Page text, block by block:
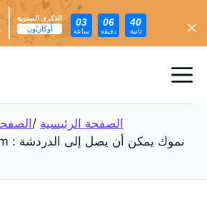
الذكرى السنوية
أُوكَازيُون
03
ساعة
06
دقيقة
38
ثانية
الصفحة الرئيسية /